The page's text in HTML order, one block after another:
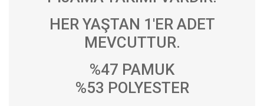
HER YAŞTAN 1'ER ADET
MEVCUTTUR.
%47 PAMUK
%53 POLYESTER